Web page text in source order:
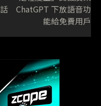
話 ChatGPT 下放語音功
能給免費用戶